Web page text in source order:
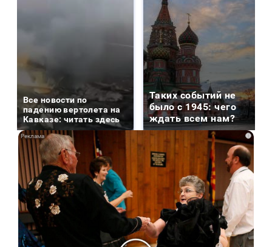
Все новости по
падению вертолета на
Кавказе: читать здесь
Таких событий не
было с 1945: чего
ждать всем нам?
i